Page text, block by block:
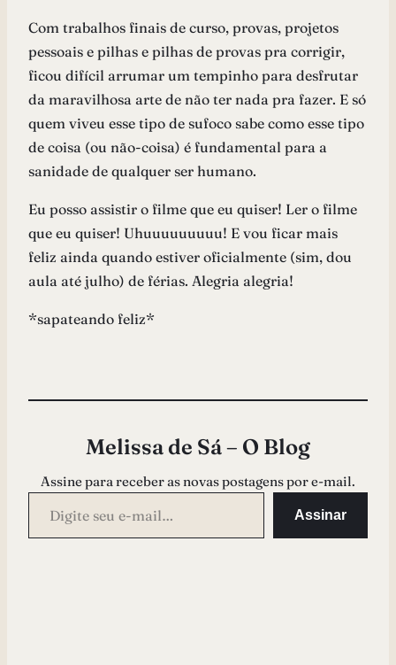
Com trabalhos finais de curso, provas, projetos
pessoais e pilhas e pilhas de provas pra corrigir,
ficou difícil arrumar um tempinho para desfrutar
da maravilhosa arte de não ter nada pra fazer. E só
quem viveu esse tipo de sufoco sabe como esse tipo
de coisa (ou não-coisa) é fundamental para a
sanidade de qualquer ser humano.
Eu posso assistir o filme que eu quiser! Ler o filme
que eu quiser! Uhuuuuuuuuu! E vou ficar mais
feliz ainda quando estiver oficialmente (sim, dou
aula até julho) de férias. Alegria alegria!
*sapateando feliz*
Melissa de Sá – O Blog
Assine para receber as novas postagens por e-mail.
Digite seu e-mail…
Assinar